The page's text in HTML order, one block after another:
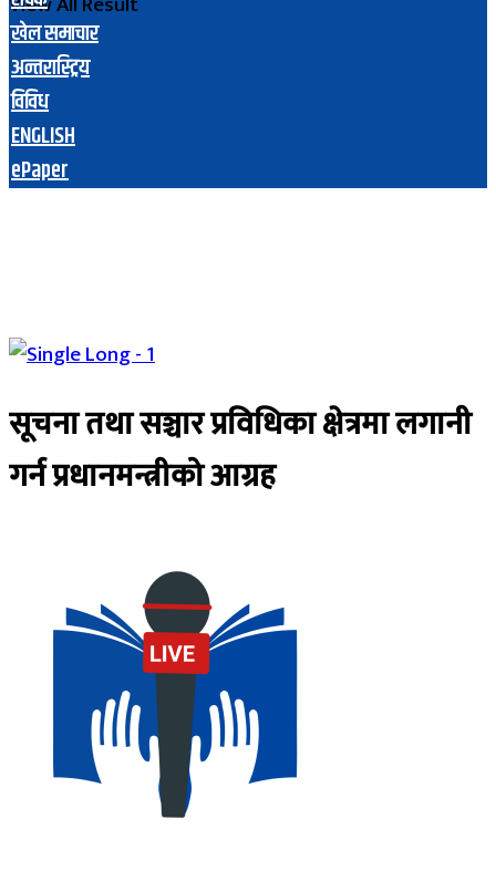
खेल समाचार
अन्तरास्ट्रिय
विविध
ENGLISH
ePaper
सूचना तथा सञ्चार प्रविधिका क्षेत्रमा लगानी
गर्न प्रधानमन्त्रीको आग्रह